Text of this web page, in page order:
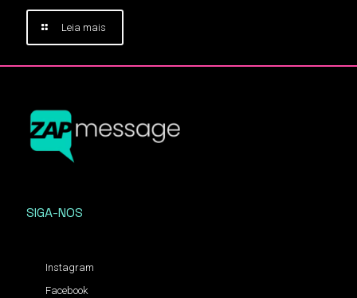
Leia mais
SIGA-NOS
Instagram
Facebook